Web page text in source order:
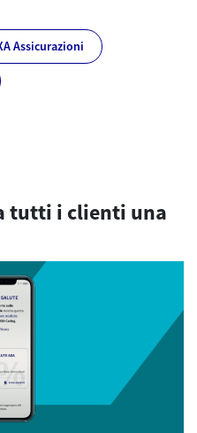
Assicurazioni
tutti i clienti una